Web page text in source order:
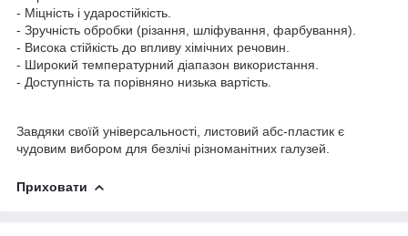
- Міцність і ударостійкість.
- Зручність обробки (різання, шліфування, фарбування).
- Висока стійкість до впливу хімічних речовин.
- Широкий температурний діапазон використання.
- Доступність та порівняно низька вартість.
Завдяки своїй універсальності, листовий абс-пластик є
чудовим вибором для безлічі різноманітних галузей.
Приховати